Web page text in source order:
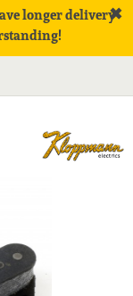
longer delivery✖